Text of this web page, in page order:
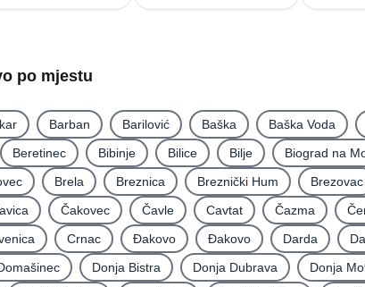
po mjestu
Barban Barilović Baška Baška Voda
Beretinec Bibinje Bilice Bilje Biograd na
Brela Breznica Breznički Hum Brezovac
Čakovec Čavle Cavtat Čazma
Crnac Đakovo Ðakovo Darda
Donja Bistra Donja Dubrava Donja